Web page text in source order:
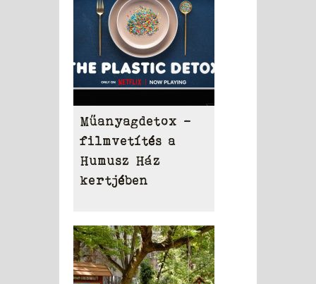
Műanyagdetox -
filmvetítés a
Humusz Ház
kertjében